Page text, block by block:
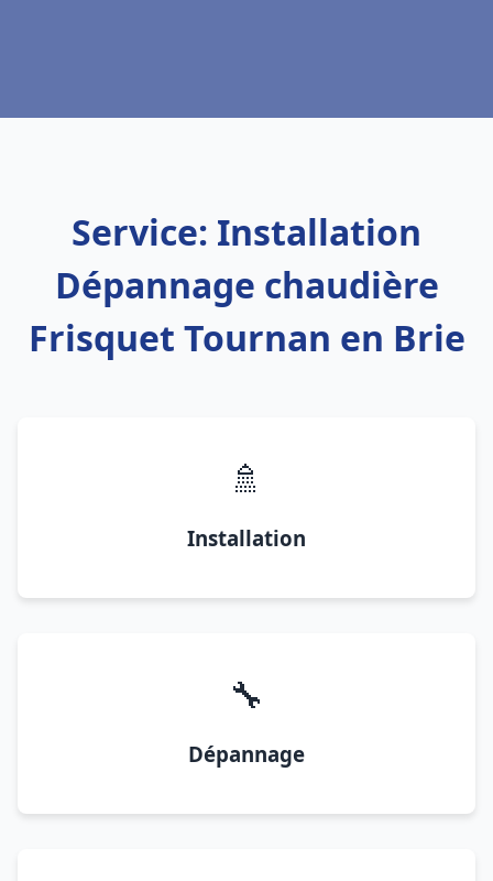
Service: Installation
Dépannage chaudière
Frisquet Tournan en Brie
🚿
Installation
🔧
Dépannage